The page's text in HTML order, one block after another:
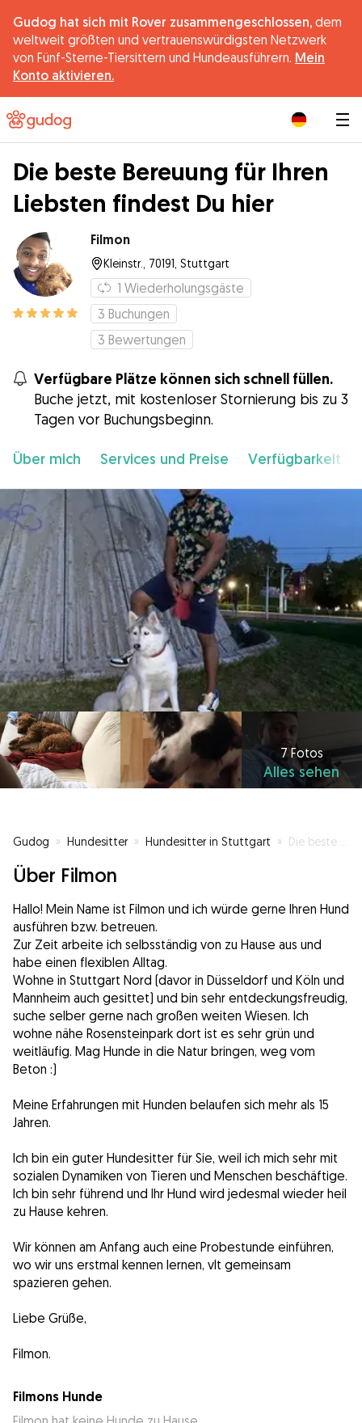
Gudog hat sich mit Rover zusammengeschlossen, dem
weltweit größten und vertrauenswürdigsten Netzwerk
von Fünf-Sterne-Tiersittern und Hundeausführern. Mein
Konto aktivieren.
Die beste Bereuung für Ihren
Liebsten findest Du hier
Filmon
Kleinstr., 70191, Stuttgart
1 Wiederholungsgäste
3 Buchungen
3 Bewertungen
Verfügbare Plätze können sich schnell füllen.
Buche jetzt, mit kostenloser Stornierung bis zu 3
Tagen vor Buchungsbeginn.
Über mich Services und Preise Verfügbarkeit
7 Fotos
Alles sehen
Gudog » Hundesitter » Hundesitter in Stuttgart » Die beste Bereuung für Ihren Liebsten findest Du hier
Über Filmon
Hallo! Mein Name ist Filmon und ich würde gerne Ihren Hund
ausführen bzw. betreuen.
Zur Zeit arbeite ich selbsständig von zu Hause aus und
habe einen flexiblen Alltag.
Wohne in Stuttgart Nord (davor in Düsseldorf und Köln und
Mannheim auch gesittet) und bin sehr entdeckungsfreudig,
suche selber gerne nach großen weiten Wiesen. Ich
wohne nähe Rosensteinpark dort ist es sehr grün und
weitläufig. Mag Hunde in die Natur bringen, weg vom
Beton :)
Meine Erfahrungen mit Hunden belaufen sich mehr als 15
Jahren.
Ich bin ein guter Hundesitter für Sie, weil ich mich sehr mit
sozialen Dynamiken von Tieren und Menschen beschäftige.
Ich bin sehr führend und Ihr Hund wird jedesmal wieder heil
zu Hause kehren.
Wir können am Anfang auch eine Probestunde einführen,
wo wir uns erstmal kennen lernen, vlt gemeinsam
spazieren gehen.
Liebe Grüße,
Filmon.
Filmons Hunde